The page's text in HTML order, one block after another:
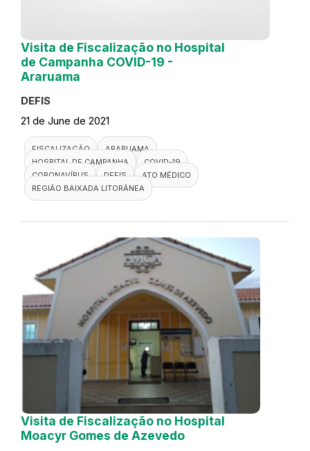
Visita de Fiscalização no Hospital
de Campanha COVID-19 -
Araruama
DEFIS
21 de June de 2021
FISCALIZAÇÃO
ARARUAMA
HOSPITAL DE CAMPANHA
COVID-19
CORONAVÍRUS
DEFIS
ATO MÉDICO
REGIÃO BAIXADA LITORÂNEA
Visita de Fiscalização no Hospital
Moacyr Gomes de Azevedo